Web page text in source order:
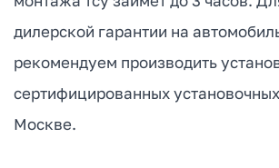
дилерской гарантии на
рекомендуем производить
сертифицированных
Москве.